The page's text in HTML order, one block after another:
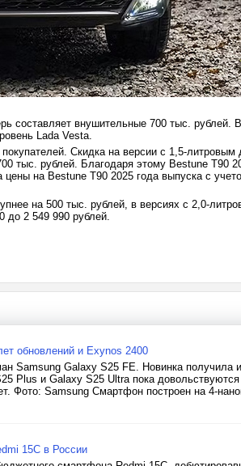
составляет внушительные 700 тыс. рублей.
Lada Vesta.
Скидка на версии с 1,5-литровым
тыс. рублей. Благодаря этому Bestune T90
на Bestune T90 2025 года выпуска с
на 500 тыс. рублей, в версиях с 2,0-
до 2 549 990 рублей.
обновлений и Exynos 2400
Samsung Galaxy S25 FE. Новинка получила
Plus и Galaxy S25 Ultra пока
Фото: Samsung Смартфон построен на 4-
15C в России